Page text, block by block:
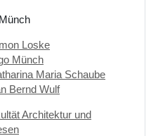
Loske
Münch
Maria Schaube
Bernd Wulf
Architektur und